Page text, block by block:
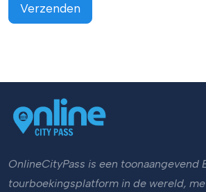
Verzenden
OnlineCityPass is een toonaangevend
tourboekingsplatform in de wereld,